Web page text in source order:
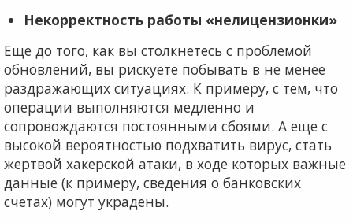
Некорректность работы «нелицензионки»
Еще до того, как вы столкнетесь с проблемой
обновлений, вы рискуете побывать в не менее
раздражающих ситуациях. К примеру, с тем, что
операции выполняются медленно и
сопровождаются постоянными сбоями. А еще с
высокой вероятностью подхватить вирус, стать
жертвой хакерской атаки, в ходе которых важные
данные (к примеру, сведения о банковских
счетах) могут украдены.